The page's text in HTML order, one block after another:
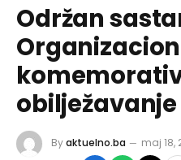
Održan
Byaktuelno.ba maj 18,